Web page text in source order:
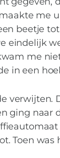
me
beetje
me
in een
ging naar
Toen